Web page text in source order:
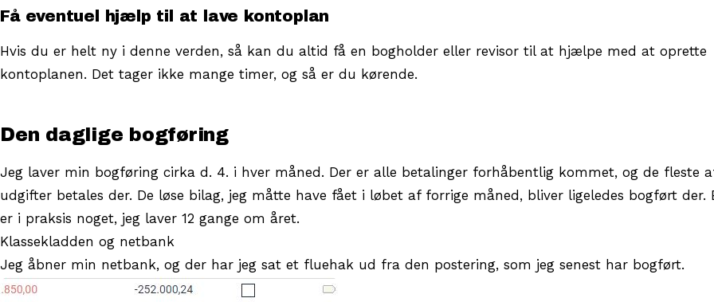
Få eventuel hjælp til at lave kontoplan
Hvis du er helt ny i denne verden, så kan du altid få en bogholder eller revisor til at hjælpe med at oprette
kontoplanen. Det tager ikke mange timer, og så er du kørende.
Den daglige bogføring
Jeg laver min bogføring cirka d. 4. i hver måned. Der er alle betalinger forhåbentlig kommet, og de fleste
udgifter betales der. De løse bilag, jeg måtte have fået i løbet af forrige måned, bliver ligeledes bogført der.
er i praksis noget, jeg laver 12 gange om året.
Klassekladden og netbank
Jeg åbner min netbank, og der har jeg sat et fluehak ud fra den postering, som jeg senest har bogført.